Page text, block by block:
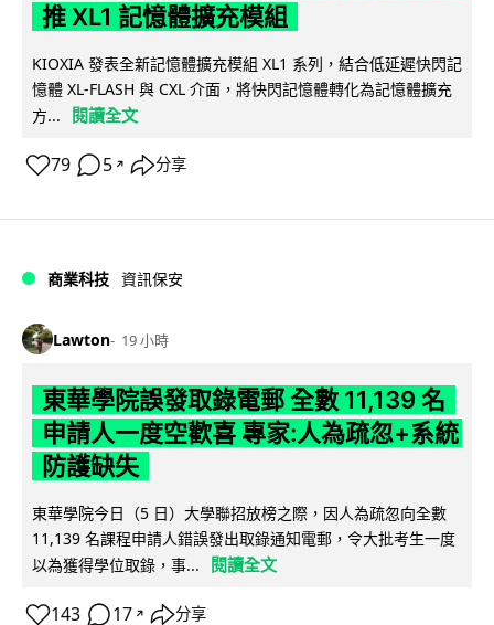
推 XL1 記憶體擴充模組
KIOXIA 發表全新記憶體擴充模組 XL1 系列，結合低延遲快閃記
憶體 XL-FLASH 與 CXL 介面，將快閃記憶體轉化為記憶體擴充
方...
閱讀全文
79 5 ↗ 分享
商業科技 資訊保安
Lawton 19 小時
東華學院誤發取錄電郵 全數 11,139 名
申請人一度空歡喜 專家:人為疏忽+系統
防護缺失
東華學院今日（5 日）大學聯招放榜之際，因人為疏忽向全數
11,139 名課程申請人錯誤發出取錄通知電郵，令大批考生一度
以為獲得學位取錄，事...
閱讀全文
143 17 ↗ 分享